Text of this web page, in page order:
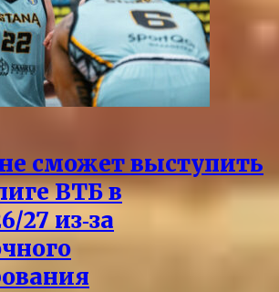
сможет выступить
ВТБ в
27 из‑за